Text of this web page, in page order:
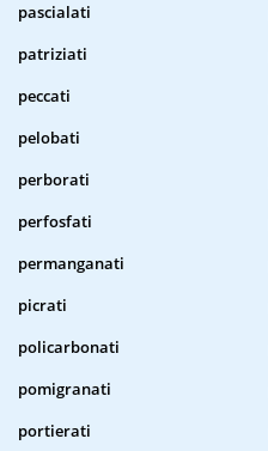
pascialati
patriziati
peccati
pelobati
perborati
perfosfati
permanganati
picrati
policarbonati
pomigranati
portierati